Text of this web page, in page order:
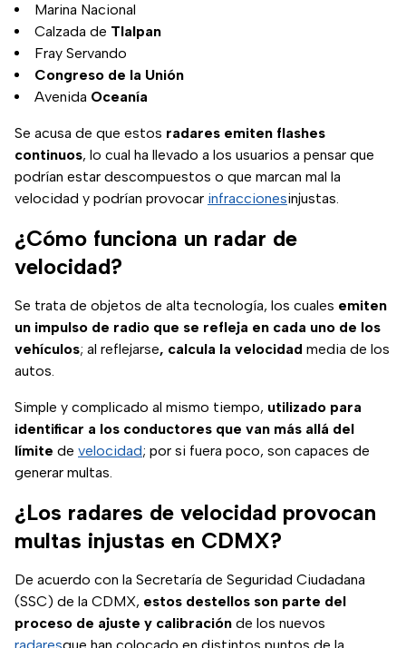
Marina Nacional
Calzada de Tlalpan
Fray Servando
Congreso de la Unión
Avenida Oceanía
Se acusa de que estos radares emiten flashes
continuos, lo cual ha llevado a los usuarios a pensar que
podrían estar descompuestos o que marcan mal la
velocidad y podrían provocar infraccionesinjustas.
¿Cómo funciona un radar de
velocidad?
Se trata de objetos de alta tecnología, los cuales emiten
un impulso de radio que se refleja en cada uno de los
vehículos; al reflejarse, calcula la velocidad media de los
autos.
Simple y complicado al mismo tiempo, utilizado para
identificar a los conductores que van más allá del
límite de velocidad; por si fuera poco, son capaces de
generar multas.
¿Los radares de velocidad provocan
multas injustas en CDMX?
De acuerdo con la Secretaría de Seguridad Ciudadana
(SSC) de la CDMX, estos destellos son parte del
proceso de ajuste y calibración de los nuevos